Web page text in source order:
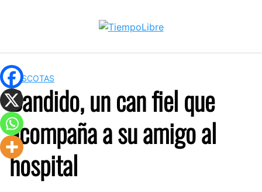
MASCOTAS
Bandido, un can fiel que
acompaña a su amigo al
hospital